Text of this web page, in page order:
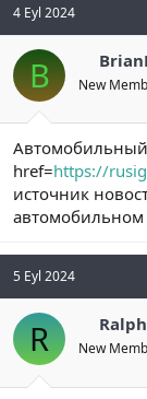
4 Eyl 2024
B New
href=https://
источник
5 Eyl 2024
R New